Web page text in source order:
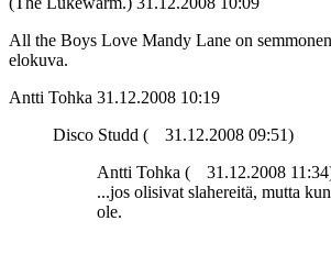
All the Boys Love Mandy Lane on
elokuva.
Antti Tohka 31.12.2008 10:19
Disco Studd (
31.12.2008 09:51)
Antti Tohka (
31.12.2008
...jos olisivat slahereitä, mutta
ole.